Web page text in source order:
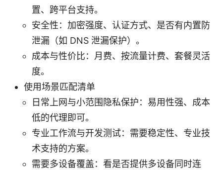
置、跨平台支持。
安全性：加密强度、认证方式、是否有内置防
泄漏（如 DNS 泄漏保护）。
成本与性价比：月费、按流量计费、套餐灵活
度。
使用场景匹配清单
日常上网与小范围隐私保护：易用性强、成本
低的代理即可。
专业工作流与开发测试：需要稳定性、专业技
术支持的方案。
需要多设备覆盖：看是否提供多设备同时连